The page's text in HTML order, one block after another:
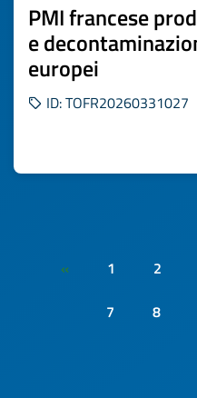
PMI francese
e
europei
ID: TOFR20260331027
« 1 2
7
8